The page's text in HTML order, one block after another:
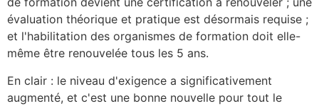
évaluation théorique et pratique est désormais requise ;
et l'habilitation des organismes de formation doit elle-
même être renouvelée tous les 5 ans.
En clair : le niveau d'exigence a significativement
augmenté, et c'est une bonne nouvelle pour tout le